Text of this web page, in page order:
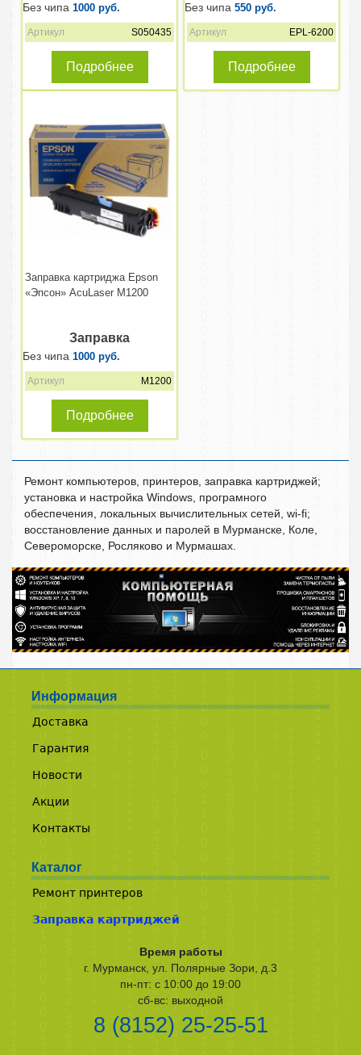
Без чипа 1000 руб.
Артикул S050435
Подробнее
Без чипа 550 руб.
Артикул EPL-6200
Подробнее
Заправка картриджа Epson
«Эпсон» AcuLaser M1200
Заправка
Без чипа 1000 руб.
Артикул M1200
Подробнее
Ремонт компьютеров, принтеров, заправка картриджей;
установка и настройка Windows, програмного
обеспечения, локальных вычислительных сетей, wi-fi;
восстановление данных и паролей в Мурманске, Коле,
Североморске, Росляково и Мурмашах.
Информация
Доставка
Гарантия
Новости
Акции
Контакты
Каталог
Ремонт принтеров
Заправка картриджей
Время работы
г. Мурманск, ул. Полярные Зори, д.3
пн-пт: с 10:00 до 19:00
сб-вс: выходной
8 (8152) 25-25-51